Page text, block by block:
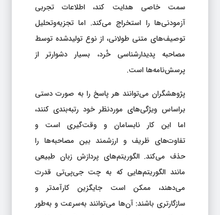
سمت خاصی هدایت کند، اطلاعات تجربی
آزمودنی‌ها را استخراج می‌کند. اما تجزیه‌وتحلیل
توصیف‌های متنی طولانی، از نوع تولیدشده توسط
مصاحبه پدیدارشناسی خُرد، بسیار دشوارتر از
پرسش‌نامه‌ها است.
پژوهشگران می‌توانند هر پاسخ را به صورت دستی
براساس ویژگی‌های موردنظر خود رتبه‌بندی کنند،
اما این کار نابسامان و وقت‌گیری است و
تفاوت‌های ظریف و ارزشمند بین مصاحبه‌ها را
حذف می‌کند. الگوریتم‌های پردازش زبان طبیعی
مانند الگوریتم‌هایی که به چت جی‌پی‌تی قدرت
می‌دهند، ممکن است جایگزین کارآمدتر و
سازگارتری باشند: آن‌ها می‌توانند به‌سرعت و به‌طور